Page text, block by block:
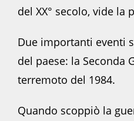
del XX° secolo, vide
Due importanti eventi
del paese: la Seconda
terremoto del 1984.
Quando scoppiò la